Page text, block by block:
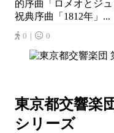
的序曲「ロメオとジ
祝典序曲「1812年」...
0｜ 0
東京都交響楽
シリーズ